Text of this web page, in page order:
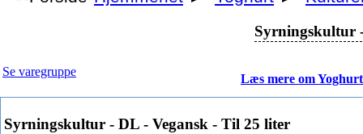
Syrningskultur
Se varegruppe
Læs mere om Yoghurt
Syrningskultur - DL - Vegansk - Til 25 liter